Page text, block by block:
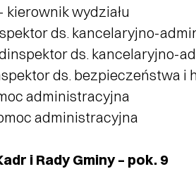
kierownik wydziału
ds. kancelaryjno-
ds. kancelaryjno-
ds. bezpieczeństwa i
administracyjna
administracyjna
i Rady Gminy – pok. 9